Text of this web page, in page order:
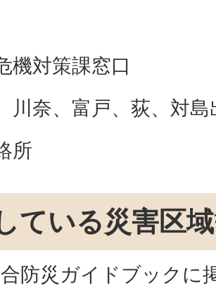
機対策課窓口
川奈、富戸、荻、対島
所
ている災害区
防災ガイドブックに